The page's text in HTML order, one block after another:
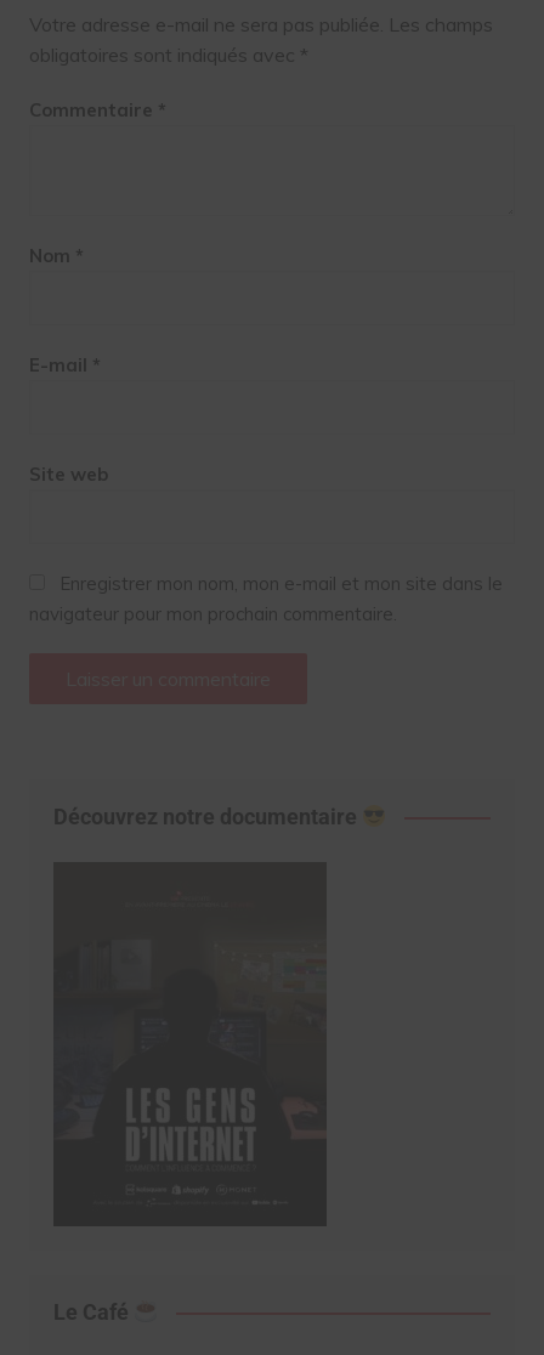
Votre adresse e-mail ne sera pas publiée. Les champs
obligatoires sont indiqués avec *
Commentaire *
Nom *
E-mail *
Site web
Enregistrer mon nom, mon e-mail et mon site dans le
navigateur pour mon prochain commentaire.
Découvrez notre documentaire
Le Café